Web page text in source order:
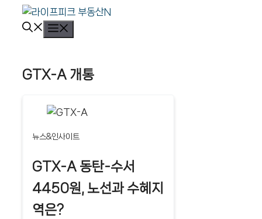
GTX-A 개통
뉴스&인사이트
GTX-A 동탄-수서
4450원, 노선과 수혜지
역은?